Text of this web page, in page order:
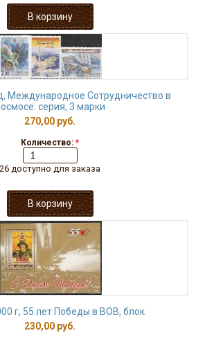
Международное Сотрудничество в
серия, 3 марки
270,00 руб.
Количество: *
26 доступно для заказа
г, 55 лет Победы в ВОВ, блок
230,00 руб.